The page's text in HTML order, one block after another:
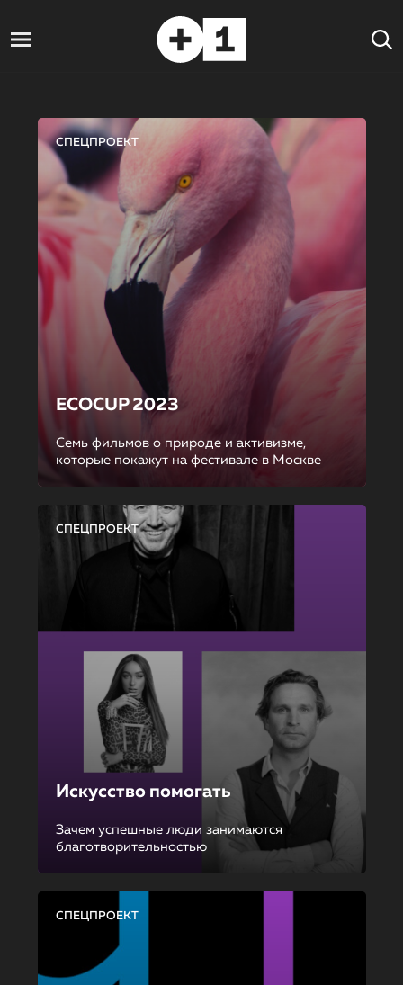
СПЕЦПРОЕКТ
ECOCUP 2023
Семь фильмов о природе и активизме,
которые покажут на фестивале в Москве
СПЕЦПРОЕКТ
Искусство помогать
Зачем успешные люди занимаются
благотворительностью
СПЕЦПРОЕКТ